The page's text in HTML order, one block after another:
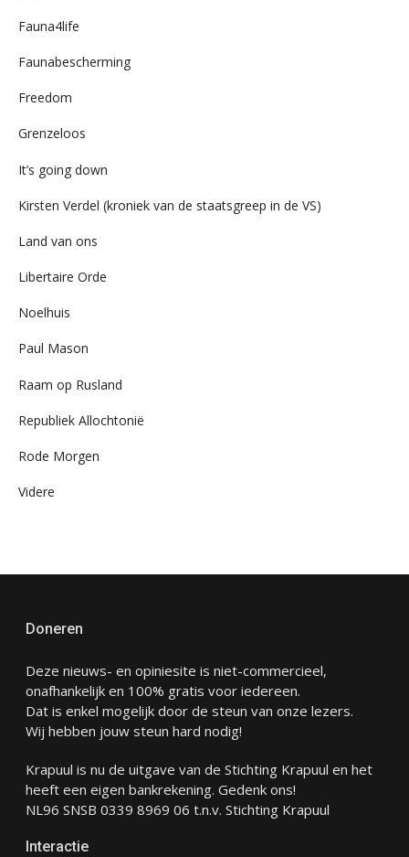
Fauna4life
Faunabescherming
Freedom
Grenzeloos
It’s going down
Kirsten Verdel (kroniek van de staatsgreep in de VS)
Land van ons
Libertaire Orde
Noelhuis
Paul Mason
Raam op Rusland
Republiek Allochtonië
Rode Morgen
Videre
Doneren
Deze nieuws- en opiniesite is niet-commercieel,
onafhankelijk en 100% gratis voor iedereen.
Dat is enkel mogelijk door de steun van onze lezers.
Wij hebben jouw steun hard nodig!
Krapuul is nu de uitgave van de Stichting Krapuul en het
heeft een eigen bankrekening. Gedenk ons!
NL96 SNSB 0339 8969 06 t.n.v. Stichting Krapuul
Interactie